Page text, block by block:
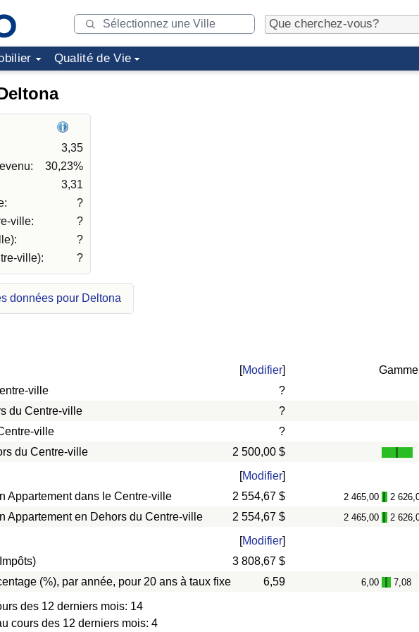
Qualité de Vie
3,35
30,23%
3,31
?
ville:
?
?
ville):
?
données pour Deltona
[Modifier]
Gamme
ville
?
du Centre-ville
?
ville
?
du Centre-ville
2 500,00 $
[Modifier]
Appartement dans le Centre-ville
2 554,67 $ 2 465,00 - 2
Appartement en Dehors du Centre-ville 2 554,67 $ 2 465,00 - 2
[Modifier]
3 808,67 $
(%), par année, pour 20 ans à taux fixe
6,59 6,00 - 7,08
des 12 derniers mois: 14
cours des 12 derniers mois: 4